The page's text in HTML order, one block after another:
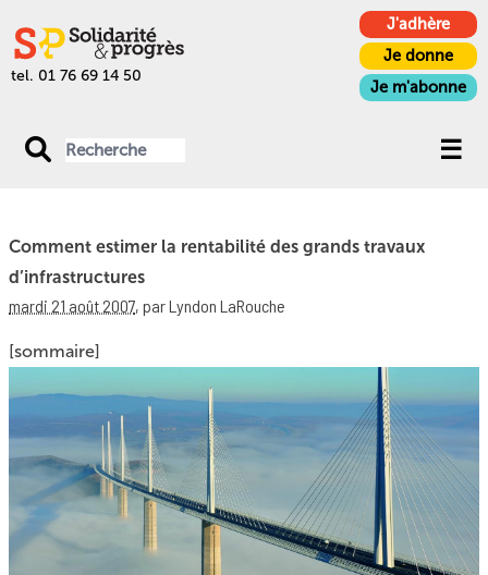
tel. 01 76 69 14 50
J'adhère
Je donne
Je m'abonne
Comment estimer la rentabilité des grands travaux
d’infrastructures
mardi 21 août 2007, par Lyndon LaRouche
[sommaire]